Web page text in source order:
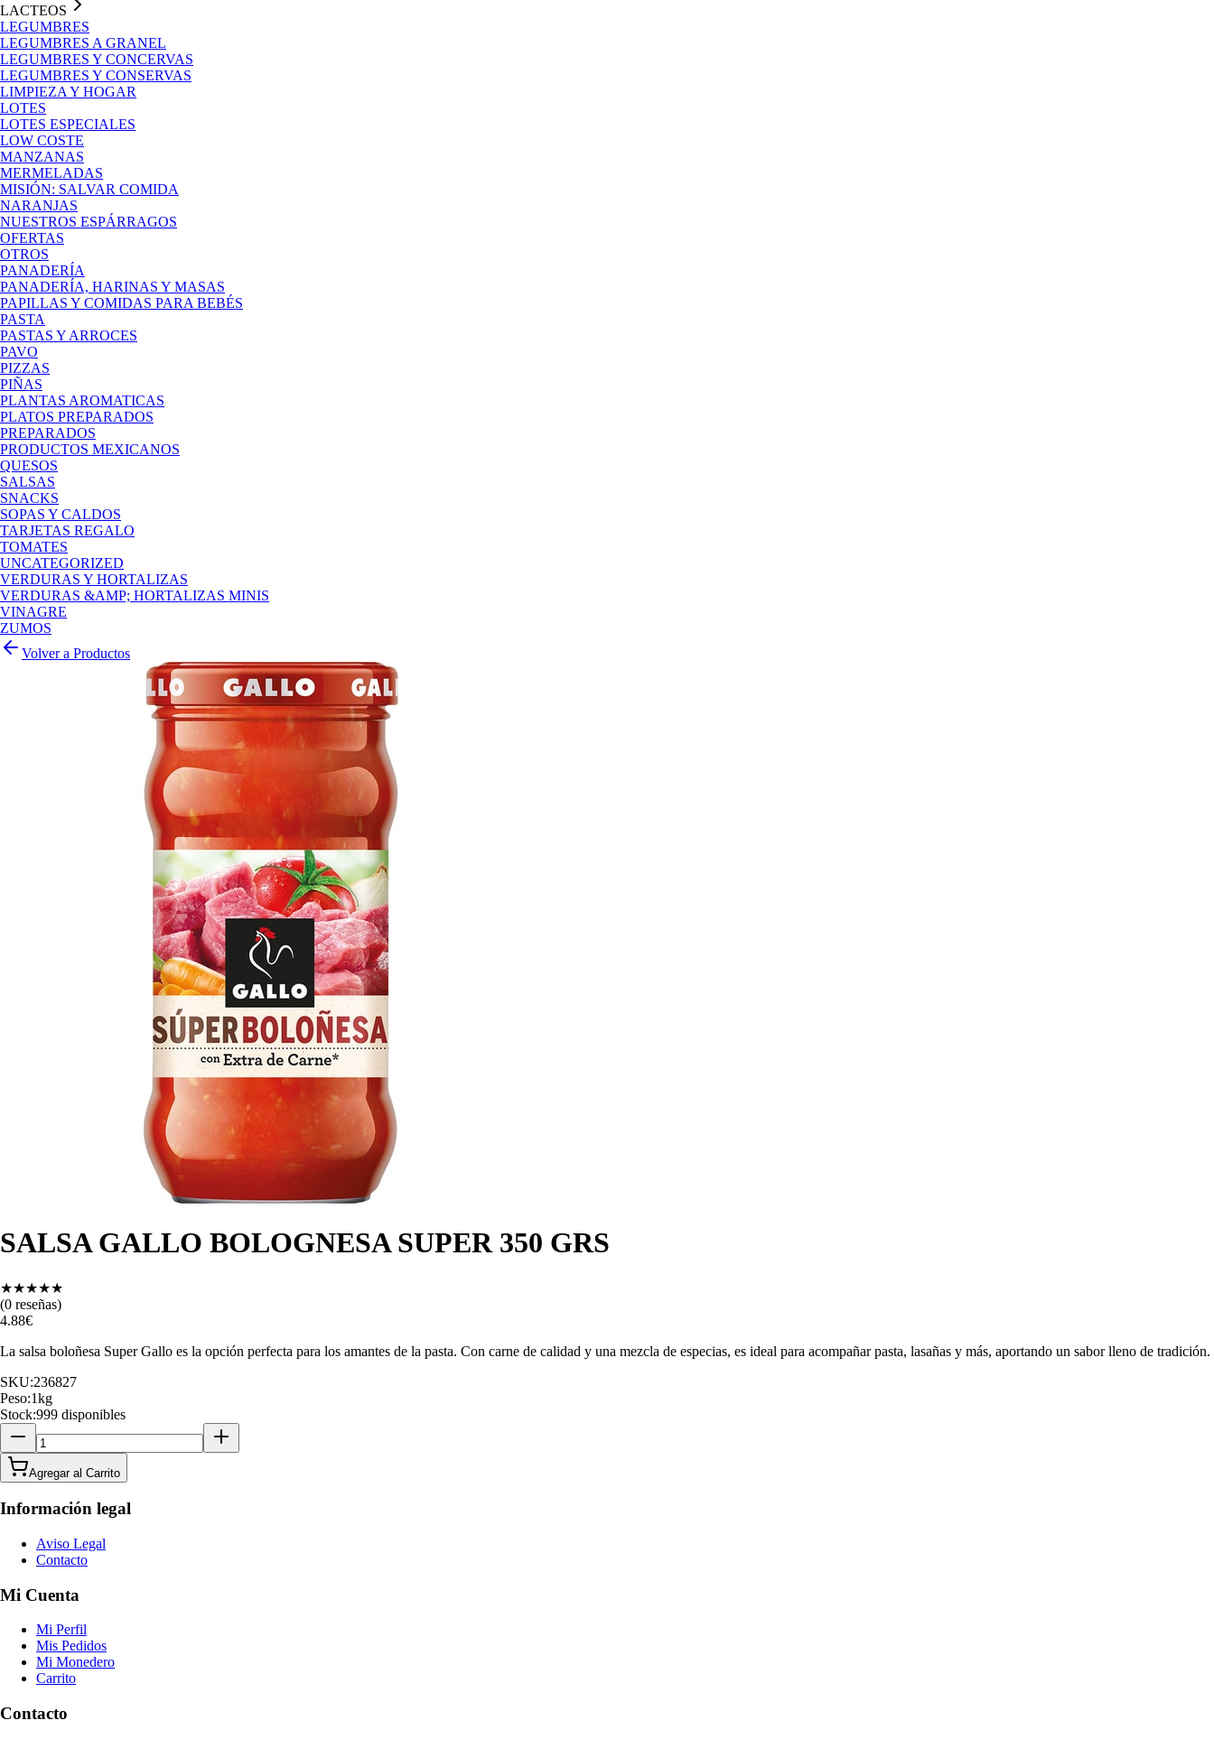
LACTEOS
LEGUMBRES
LEGUMBRES A GRANEL
LEGUMBRES Y CONCERVAS
LEGUMBRES Y CONSERVAS
LIMPIEZA Y HOGAR
LOTES
LOTES ESPECIALES
LOW COSTE
MANZANAS
MERMELADAS
MISIÓN: SALVAR COMIDA
NARANJAS
NUESTROS ESPÁRRAGOS
OFERTAS
OTROS
PANADERÍA
PANADERÍA, HARINAS Y MASAS
PAPILLAS Y COMIDAS PARA BEBÉS
PASTA
PASTAS Y ARROCES
PAVO
PIZZAS
PIÑAS
PLANTAS AROMATICAS
PLATOS PREPARADOS
PREPARADOS
PRODUCTOS MEXICANOS
QUESOS
SALSAS
SNACKS
SOPAS Y CALDOS
TARJETAS REGALO
TOMATES
UNCATEGORIZED
VERDURAS Y HORTALIZAS
VERDURAS &AMP; HORTALIZAS MINIS
VINAGRE
ZUMOS
Volver a Productos
SALSA GALLO BOLOGNESA SUPER 350 GRS
★★★★★
(0 reseñas)
4.88€
La salsa boloñesa Super Gallo es la opción perfecta para los amantes de la pasta. Con carne de calidad y una mezcla de especias, es ideal para acompañar pasta, lasañas y más, aportando un sabor lleno de tradición.
SKU:236827
Peso:1kg
Stock:999 disponibles
Agregar al Carrito
Información legal
Aviso Legal
Contacto
Mi Cuenta
Mi Perfil
Mis Pedidos
Mi Monedero
Carrito
Contacto